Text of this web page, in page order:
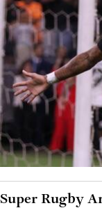
Super Rugby